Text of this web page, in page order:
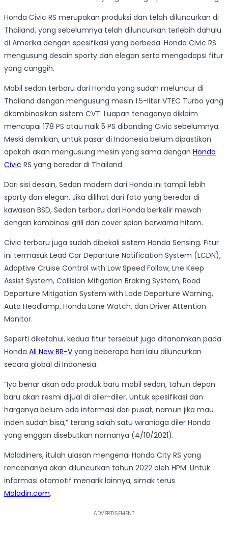
Honda Civic RS merupakan produksi dan telah diluncurkan di
Thailand, yang sebelumnya telah diluncurkan terlebih dahulu
di Amerika dengan spesifikasi yang berbeda. Honda Civic RS
mengusung desain sporty dan elegan serta mengadopsi fitur
yang canggih.
Mobil sedan terbaru dari Honda yang sudah meluncur di
Thailand dengan mengusung mesin 1.5-liter VTEC Turbo yang
dkombinasikan sistem CVT. Luapan tenaganya diklaim
mencapai 178 PS atau naik 5 PS dibanding Civic sebelumnya.
Meski demikian, untuk pasar di Indonesia belum dipastikan
apakah akan mengusung mesin yang sama dengan Honda
Civic RS yang beredar di Thailand.
Dari sisi desain, Sedan modern dari Honda ini tampil lebih
sporty dan elegan. Jika dilihat dari foto yang beredar di
kawasan BSD, Sedan terbaru dari Honda berkelir mewah
dengan kombinasi grill dan cover spion berwarna hitam.
Civic terbaru juga sudah dibekali sistem Honda Sensing. Fitur
ini termasuk Lead Car Departure Notification System (LCDN),
Adaptive Cruise Control with Low Speed Follow, Lne Keep
Assist System, Collision Mitigation Braking System, Road
Departure Mitigation System with Lade Departure Warning,
Auto Headlamp, Honda Lane Watch, dan Driver Attention
Monitor.
Seperti diketahui, kedua fitur tersebut juga ditanamkan pada
Honda All New BR-V yang beberapa hari lalu diluncurkan
secara global di Indonesia.
“Iya benar akan ada produk baru mobil sedan, tahun depan
baru akan resmi dijual di diler-diler. Untuk spesifikasi dan
harganya belum ada informasi dari pusat, namun jika mau
inden sudah bisa,” terang salah satu wiraniaga diler Honda
yang enggan disebutkan namanya (4/10/2021).
Moladiners, itulah ulasan mengenai Honda City RS yang
rencananya akan diluncurkan tahun 2022 oleh HPM. Untuk
informasi otomotif menarik lainnya, simak terus
Moladin.com.